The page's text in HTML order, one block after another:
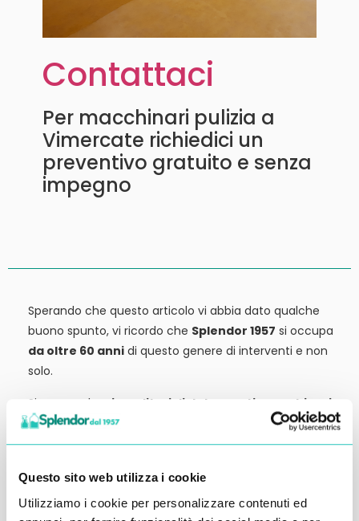
Questo sito web utilizza i cookie
Utilizziamo i cookie per personalizzare contenuti ed
Contattaci
Per macchinari pulizia a
Vimercate richiedici un
preventivo gratuito e senza
impegno
Sperando che questo articolo vi abbia dato qualche
buono spunto, vi ricordo che Splendor 1957 si occupa
da oltre 60 anni di questo genere di interventi e non
solo.
Siamo anche
rivenditori di detergenti, macchinari
ed attrezzature:
tutto ciò che potrebbe servirvi,
potete trovarlo in vendita presso la nostra sede.
Contattateci qui per preventivi o anche solo per
richiedere qualche informazione.
Ci vediamo al prossimo articolo.